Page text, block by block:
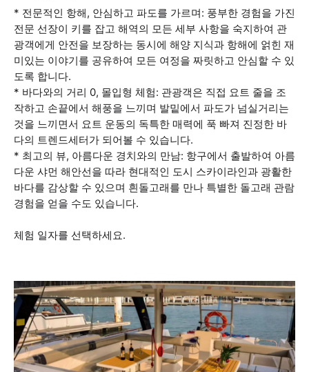
* 전문적인 항해, 안심하고 파도를 가르며: 풍부한 경험을 가진
전문 선장이 키를 잡고 해역의 모든 세부 사항을 숙지하여 관
광객에게 안전을 보장하는 동시에 해양 지식과 항해에 얽힌 재
미있는 이야기를 공유하여 모든 여정을 짜릿하고 안심할 수 있
도록 합니다.
* 바다와의 거리 0, 몰입형 체험: 관광객은 직접 요트 줄을 조
작하고 손끝에서 해풍을 느끼며 발밑에서 파도가 넘실거리는
것을 느끼면서 요트 운동의 독특한 매력에 푹 빠져 진정한 바
다의 트렌드세터가 되어볼 수 있습니다.
* 최고의 뷰, 아름다운 경치와의 만남: 항구에서 출발하여 아름
다운 샤먼 해안선을 따라 현대적인 도시 스카이라인과 광활한
바다를 감상할 수 있으며 흰돌고래를 만나 특별한 돌고래 관람
경험을 얻을 수도 있습니다.
체험 일자를 선택하세요.